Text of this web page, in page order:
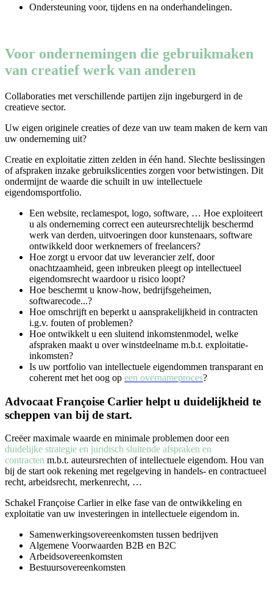
Ondersteuning voor, tijdens en na onderhandelingen.
Voor ondernemingen die gebruikmaken
van creatief werk van anderen
Collaboraties met verschillende partijen zijn ingeburgerd in de
creatieve sector.
Uw eigen originele creaties of deze van uw team maken de kern van
uw onderneming uit?
Creatie en exploitatie zitten zelden in één hand. Slechte beslissingen
of afspraken inzake gebruikslicenties zorgen voor betwistingen. Dit
ondermijnt de waarde die schuilt in uw intellectuele
eigendomsportfolio.
Een website, reclamespot, logo, software, … Hoe exploiteert
u als onderneming correct een auteursrechtelijk beschermd
werk van derden, uitvoeringen door kunstenaars, software
ontwikkeld door werknemers of freelancers?
Hoe zorgt u ervoor dat uw leverancier zelf, door
onachtzaamheid, geen inbreuken pleegt op intellectueel
eigendomsrecht waardoor u risico loopt?
Hoe beschermt u know-how, bedrijfsgeheimen,
softwarecode...?
Hoe omschrijft en beperkt u aansprakelijkheid in contracten
i.g.v. fouten of problemen?
Hoe ontwikkelt u een sluitend inkomstenmodel, welke
afspraken maakt u over winstdeelname m.b.t. exploitatie-
inkomsten?
Is uw portfolio van intellectuele eigendommen transparant en
coherent met het oog op een overnameproces?
Advocaat Françoise Carlier helpt u duidelijkheid te
scheppen van bij de start.
Creëer maximale waarde en minimale problemen door een
duidelijke strategie en juridisch sluitende afspraken en
contracten m.b.t. auteursrechten of intellectuele eigendom. Hou van
bij de start ook rekening met regelgeving in handels- en contractueel
recht, arbeidsrecht, merkenrecht, …
Schakel Françoise Carlier in elke fase van de ontwikkeling en
exploitatie van uw investeringen in intellectuele eigendom in.
Samenwerkingsovereenkomsten tussen bedrijven
Algemene Voorwaarden B2B en B2C
Arbeidsovereenkomsten
Bestuursovereenkomsten